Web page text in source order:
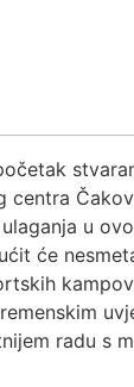
centra
u
će
radu s